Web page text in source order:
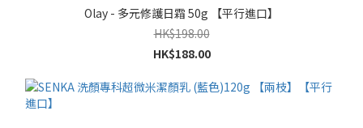
Olay - 多元修護日霜 50g 【平行進口】
HK$198.00
HK$188.00